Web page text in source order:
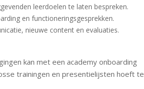
leerdoelen te laten bespreken.
en functioneringsgesprekken.
nieuwe content en evaluaties.
kan met een academy onboarding
trainingen en presentielijsten hoeft te